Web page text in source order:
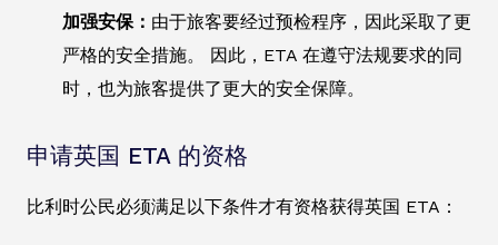
加强安保： 由于旅客要经过预检程序，因此采取了更
严格的安全措施。 因此，ETA 在遵守法规要求的同
时，也为旅客提供了更大的安全保障。
申请英国 ETA 的资格
比利时公民必须满足以下条件才有资格获得英国 ETA：